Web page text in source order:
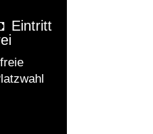
Eintritt
freie